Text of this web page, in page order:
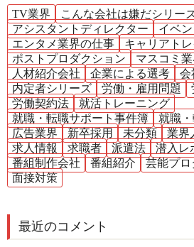
TV業界 こんな会社は嫌だシリー
アシスタントディレクター
イベ
エンタメ業界の仕事
キャリアト
ポストプロダクション
マスコミ
人材紹介会社
企業による選考
会
内定者シリーズ
労働・雇用問題
労働契約法
就活トレーニング
就職・転職サポート事件簿
就職
広告業界
新卒採用 未分類
業界
求人情報
求職者 派遣法 潜入レ
番組制作会社
番組紹介 芸能プロ
面接対策
最近のコメント